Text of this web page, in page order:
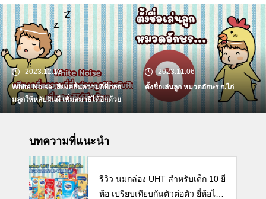
2023.12.13
White Noise เสียงคลื่นความถี่ที่กล่อ
มลูกให้หลับฝันดี เพิ่มสมาธิได้อีกด้วย
2023.11.06
ตั้งชื่อเล่นลูก หมวดอักษร ก.ไก่
บทความที่แนะนำ
รีวิว นมกล่อง UHT สำหรับเด็ก 10 ยี่
ห้อ เปรียบเทียบกันตัวต่อตัว ยี่ห้อไห